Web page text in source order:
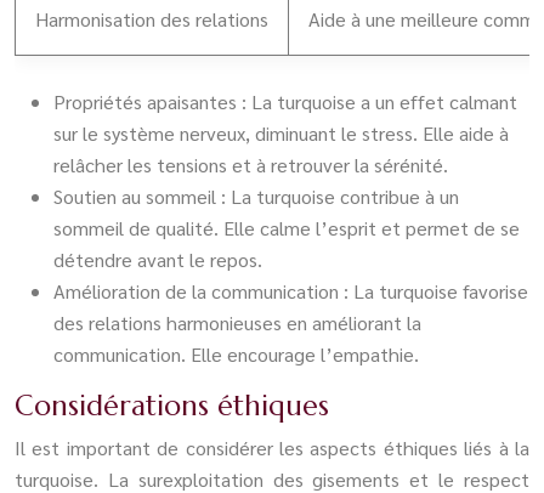
Harmonisation des relations Aide à une meilleure
Propriétés apaisantes : La turquoise a un effet calmant
sur le système nerveux, diminuant le stress. Elle aide à
relâcher les tensions et à retrouver la sérénité.
Soutien au sommeil : La turquoise contribue à un
sommeil de qualité. Elle calme l’esprit et permet de se
détendre avant le repos.
Amélioration de la communication : La turquoise favorise
des relations harmonieuses en améliorant la
communication. Elle encourage l’empathie.
Considérations éthiques
Il est important de considérer les aspects éthiques liés à la
turquoise. La surexploitation des gisements et le respect